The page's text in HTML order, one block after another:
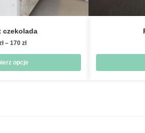
czekolada
– 170 złZakres
od
18 zł
opcje